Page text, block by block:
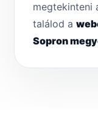
megtekinteni
találod a
Sopron